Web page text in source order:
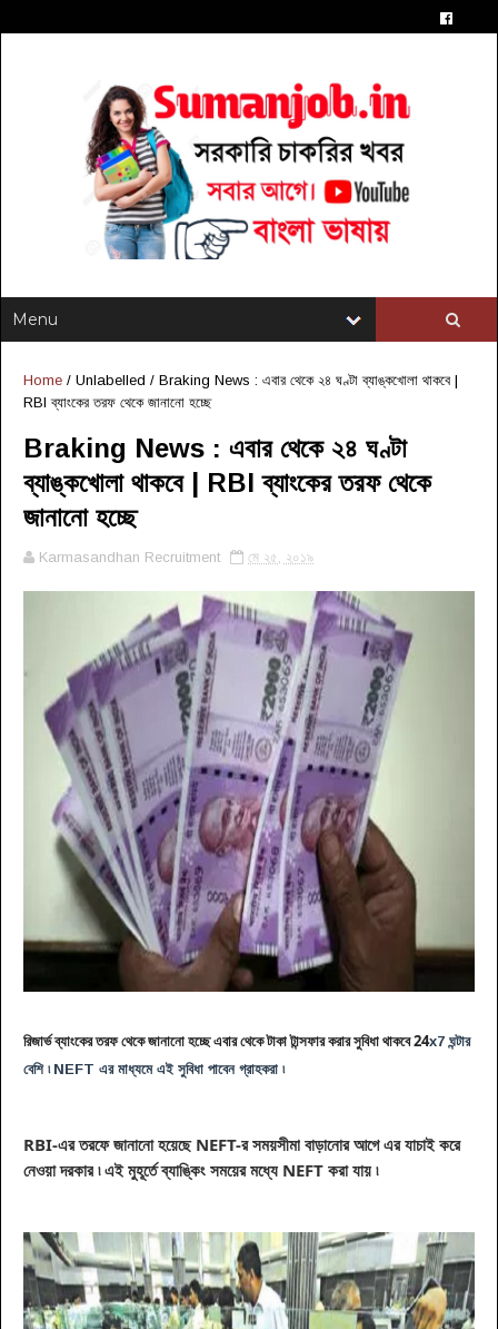
Home / Unlabelled / Braking News : এবার থেকে ২৪ ঘণ্টা ব্যাঙ্কখোলা থাকবে |
RBI ব্যাংকের তরফ থেকে জানানো হচ্ছে
Braking News : এবার থেকে ২৪ ঘণ্টা
ব্যাঙ্কখোলা থাকবে | RBI ব্যাংকের তরফ থেকে
জানানো হচ্ছে
Karmasandhan Recruitment মে ২৫, ২০১৯
রিজার্ভ ব্যাংকের তরফ থেকে জানানো হচ্ছে এবার থেকে টাকা টান্সফার করার সুবিধা থাকবে 24x7 ঘন্টার
বেশি ৷ NEFT এর মাধ্যমে এই সুবিধা পাবেন গ্রাহকরা ৷
RBI-এর তরফে জানানো হয়েছে NEFT-র সময়সীমা বাড়ানোর আগে এর যাচাই করে
নেওয়াদরকার ৷ এই মুহূর্তে ব্যাঙ্কিং সময়ের মধ্যে NEFT করা যায় ৷